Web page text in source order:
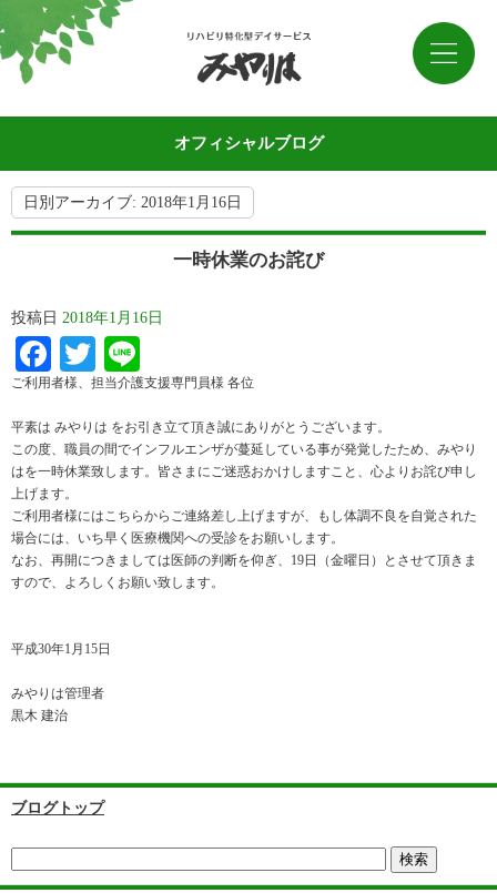
オフィシャルブログ
日別アーカイブ: 2018年1月16日
一時休業のお詫び
投稿日 2018年1月16日
Facebook
Twitter
ご利用者様、担当介護支援専門員様 各位
平素は みやりは をお引き立て頂き誠にありがとうございます。
この度、職員の間でインフルエンザが蔓延している事が発覚したため、みやり
はを一時休業致します。皆さまにご迷惑おかけしますこと、心よりお詫び申し
上げます。
ご利用者様にはこちらからご連絡差し上げますが、もし体調不良を自覚された
場合には、いち早く医療機関への受診をお願いします。
なお、再開につきましては医師の判断を仰ぎ、19日（金曜日）とさせて頂きま
すので、よろしくお願い致します。
平成30年1月15日
みやりは管理者
黒木 建治
ブログトップ